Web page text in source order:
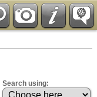
Search using: